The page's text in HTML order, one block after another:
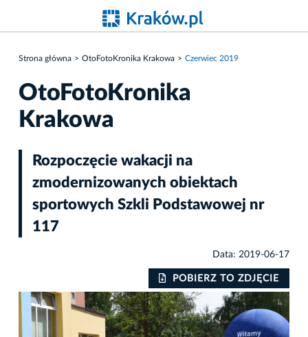
Strona główna OtoFotoKronika Krakowa Czerwiec 2019
OtoFotoKronika
Krakowa
Rozpoczęcie wakacji na
zmodernizowanych obiektach
sportowych Szkli Podstawowej nr
117
Data: 2019-06-17
POBIERZ TO ZDJĘCIE